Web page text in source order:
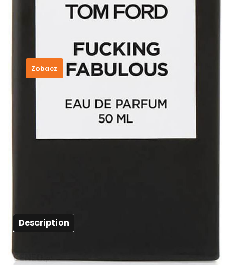
Tom Ford Fucking Fabulous 50ml
Zobacz
5f79dadbd607
Category:Tom Ford
co to jest durex
mała lampa do hybryd
Description